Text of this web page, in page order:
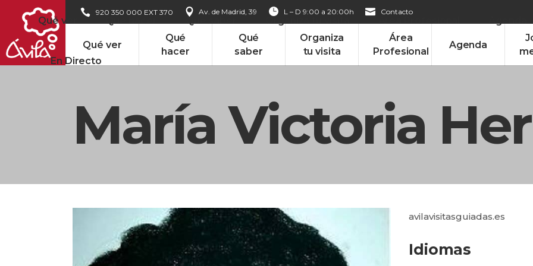
920 350 000 EXT 370 Av. de Madrid, 39 L – D 9:00 a 20:00h Contacto
Qué ver
Qué
hacer
Qué
saber
Organiza
tu visita
Área
Profesional
Agenda
Qué ver Qué saber Organiza tu visita
En Directo
María Victoria
avilavisitasguiadas.es
Idiomas